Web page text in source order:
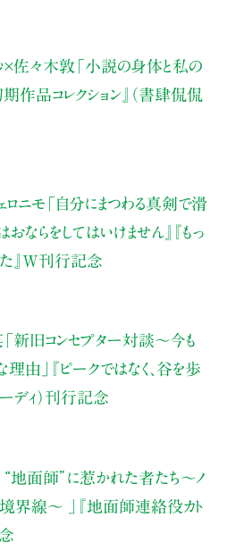
佐々木敦 「小説の身体と私の
作品コレクション』（書肆侃侃
ロニモ 「自分にまつわる真剣で滑
おならをしてはいけません』『もっ
た』W刊行記念
「新旧コンセプター対談～今も
理由」
『ピークではなく、谷を歩
ーディ）刊行記念
“地面師”に惹かれた者たち〜ノ
界線〜 」
『地面師連絡役カト